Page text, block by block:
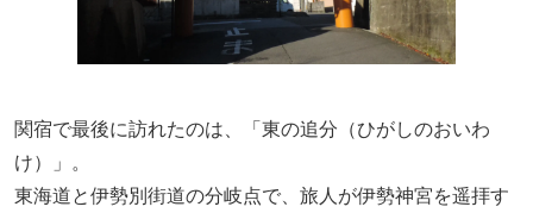
関宿で最後に訪れたのは、「東の追分（ひがしのおいわ
け）」。
東海道と伊勢別街道の分岐点で、旅人が伊勢神宮を遥拝す